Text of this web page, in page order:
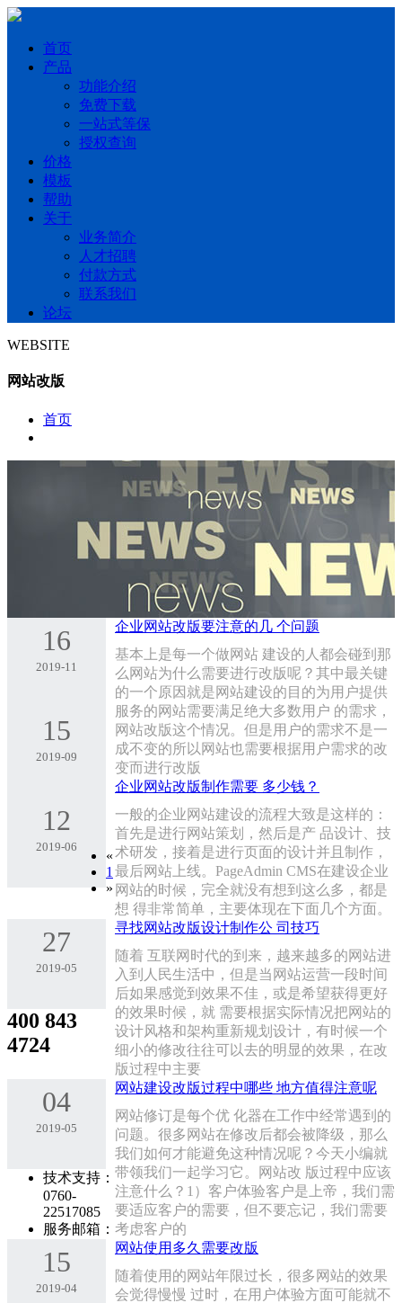
首页
产品
功能介绍
免费下载
一站式等保
授权查询
价格
模板
帮助
关于
业务简介
人才招聘
付款方式
联系我们
论坛
WEBSITE
网站改版
首页
16
2019-11
企业网站改版要注意的几 个问题
基本上是每一个做网站 建设的人都会碰到那
么网站为什么需要进行改版呢？其中最关键
的一个原因就是网站建设的目的为用户提供
服务的网站需要满足绝大多数用户 的需求，
网站改版这个情况。但是用户的需求不是一
成不变的所以网站也需要根据用户需求的改
变而进行改版
15
2019-09
企业网站改版制作需要 多少钱？
一般的企业网站建设的流程大致是这样的：
首先是进行网站策划，然后是产 品设计、技
术研发，接着是进行页面的设计并且制作，
最后网站上线。PageAdmin CMS在建设企业
网站的时候，完全就没有想到这么多，都是
想 得非常简单，主要体现在下面几个方面。
12
2019-06
寻找网站改版设计制作公 司技巧
随着 互联网时代的到来，越来越多的网站进
入到人民生活中，但是当网站运营一段时间
后如果感觉到效果不佳，或是希望获得更好
的效果时候，就 需要根据实际情况把网站的
设计风格和架构重新规划设计，有时候一个
细小的修改往往可以去的明显的效果，在改
版过程中主要
27
2019-05
网站建设改版过程中哪些 地方值得注意呢
网站修订是每个优 化器在工作中经常遇到的
问题。很多网站在修改后都会被降级，那么
我们如何才能避免这种情况呢？今天小编就
带领我们一起学习它。网站改 版过程中应该
注意什么？1）客户体验客户是上帝，我们需
要适应客户的需要，但不要忘记，我们需要
考虑客户的
04
2019-05
网站使用多久需要改版
随着使用的网站年限过长，很多网站的效果
会觉得慢慢 过时，在用户体验方面可能就不
15
2019-04
«
1
»
400 843
4724
技术支持：
0760-
22517085
服务邮箱：